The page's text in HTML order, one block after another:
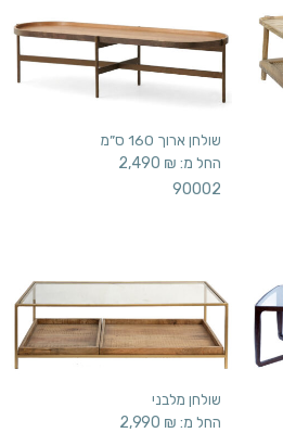
שולחן ארוך 160 ס”מ
החל מ: 2,490 ₪
90002
שולחן מלבני
החל מ: 2,990 ₪